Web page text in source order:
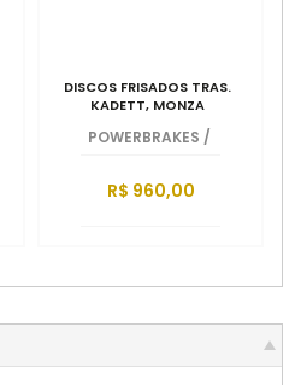
DISCOS FRISADOS TRAS.
KADETT, MONZA
POWERBRAKES /
R$ 960,00